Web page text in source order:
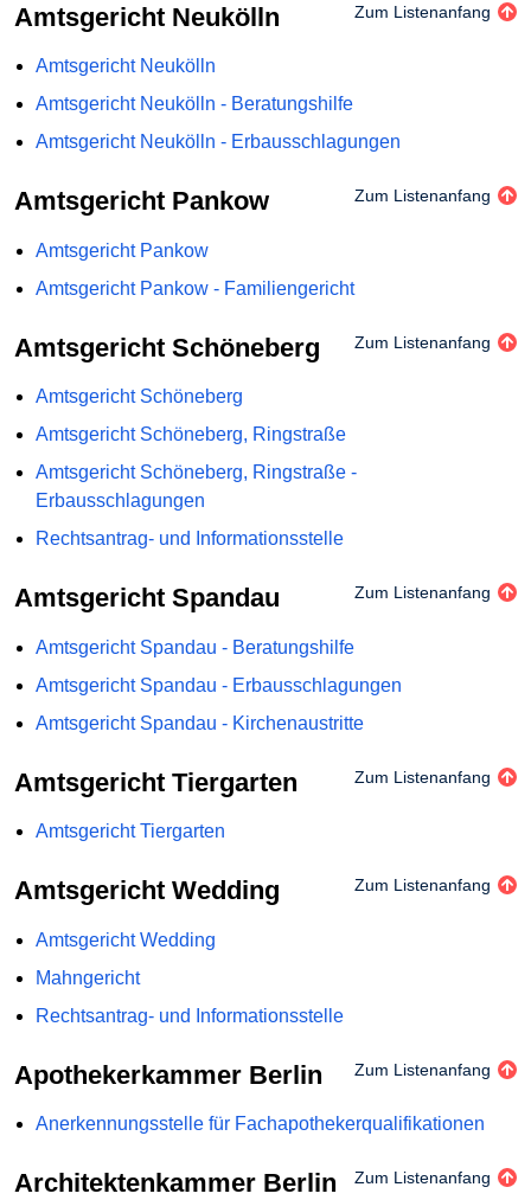
Amtsgericht Neukölln Zum Listenanfang
Amtsgericht Neukölln
Amtsgericht Neukölln - Beratungshilfe
Amtsgericht Neukölln - Erbausschlagungen
Amtsgericht Pankow Zum Listenanfang
Amtsgericht Pankow
Amtsgericht Pankow - Familiengericht
Amtsgericht Schöneberg Zum Listenanfang
Amtsgericht Schöneberg
Amtsgericht Schöneberg, Ringstraße
Amtsgericht Schöneberg, Ringstraße -
Erbausschlagungen
Rechtsantrag- und Informationsstelle
Amtsgericht Spandau Zum Listenanfang
Amtsgericht Spandau - Beratungshilfe
Amtsgericht Spandau - Erbausschlagungen
Amtsgericht Spandau - Kirchenaustritte
Amtsgericht Tiergarten Zum Listenanfang
Amtsgericht Tiergarten
Amtsgericht Wedding Zum Listenanfang
Amtsgericht Wedding
Mahngericht
Rechtsantrag- und Informationsstelle
Apothekerkammer Berlin Zum Listenanfang
Anerkennungsstelle für Fachapothekerqualifikationen
Architektenkammer Berlin Zum Listenanfang